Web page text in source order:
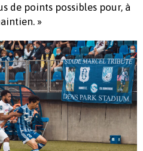
de points possibles pour, à
»